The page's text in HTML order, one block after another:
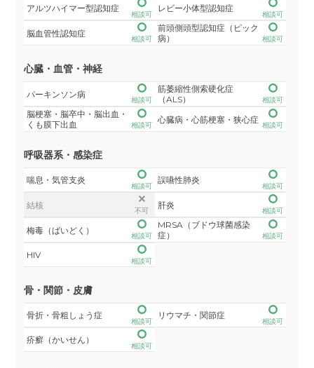
アルツハイマー型認知症
相談可
レビー小体型認知症
相談可
脳血管性認知症
相談可
前頭側頭型認知症（ピック
病）
相談可
心臓・血管・神経
パーキンソン病
相談可
筋萎縮性側索硬化症
（ALS）
相談可
脳梗塞・脳卒中・脳出血・
くも膜下出血
相談可
心臓病・心筋梗塞・狭心症
相談可
呼吸器系・感染症
喘息・気管支炎
相談可
誤嚥性肺炎
相談可
結核
不可
肝炎
相談可
梅毒（ばいどく）
相談可
MRSA（ブドウ球菌感染
症）
相談可
HIV
相談可
骨・関節・皮膚
骨折・骨粗しょう症
相談可
リウマチ・関節症
相談可
疥癬（かいせん）
相談可